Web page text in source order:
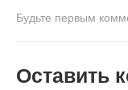
Будьте первым
Оставить